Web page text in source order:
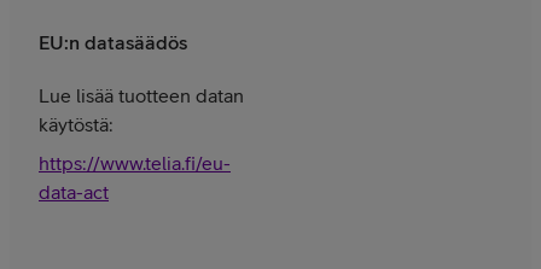
EU:n datasäädös
Lue lisää tuotteen datan
käytöstä:
https://www.telia.fi/eu-
data-act